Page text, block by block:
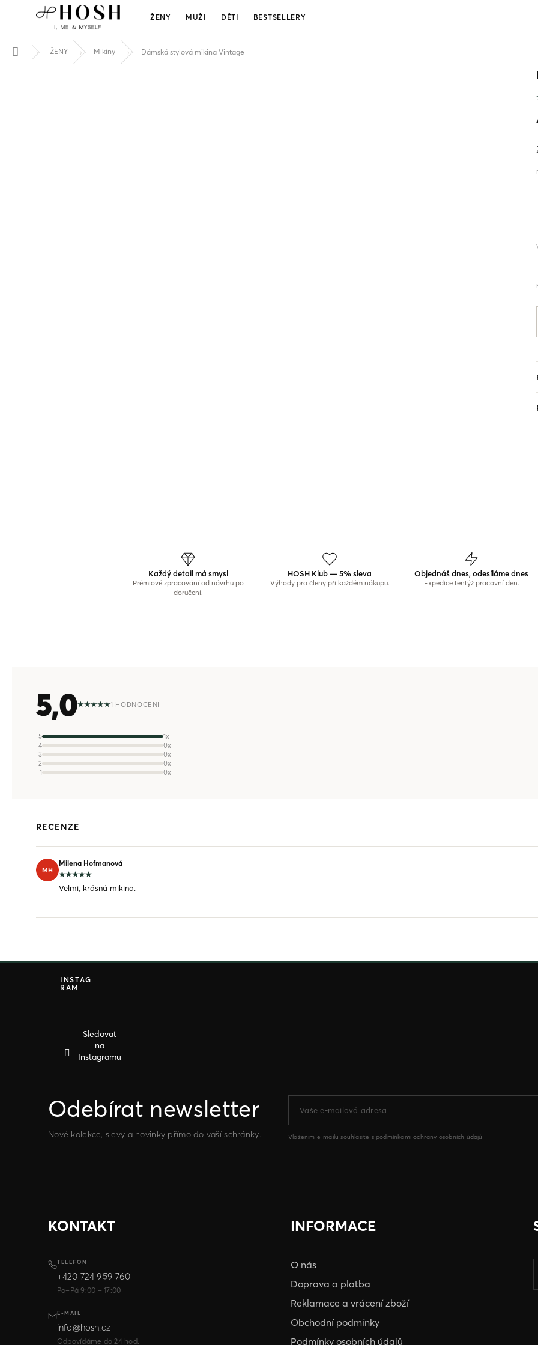
ŽENY MUŽI DĚTI BESTSELLERY
Domů ŽENY Mikiny Dámská stylová mikina Vintage
Každý detail má smysl
Prémiové zpracování od návrhu po
doručení.
HOSH Klub — 5% sleva
Výhody pro členy při každém nákupu.
Objednáš dnes, odesíláme dnes
Expedice tentýž pracovní den.
5,0 1 HODNOCENÍ
5
1x
4
0x
3
0x
2
0x
1
0x
RECENZE
MH
Milena Hofmanová
Velmi, krásná mikina.
INSTAG
RAM
Sledovat
na
Instagramu
Odebírat newsletter
Nové kolekce, slevy a novinky přímo do vaší schránky. Vložením e-mailu souhlasíte s podmínkami ochrany osobních údajů
KONTAKT
TELEFON
+420 724 959 760
Po–Pá 9:00 – 17:00
E-MAIL
info@hosh.cz
Odpovídáme do 24 hod.
INFORMACE
O nás
Doprava a platba
Reklamace a vrácení zboží
Obchodní podmínky
Podmínky osobních údajů
499 Kč